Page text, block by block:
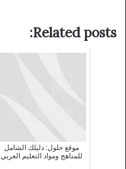
Related posts:
موقع حلول: دليلك الشامل
للمناهج ومواد التعليم العربي